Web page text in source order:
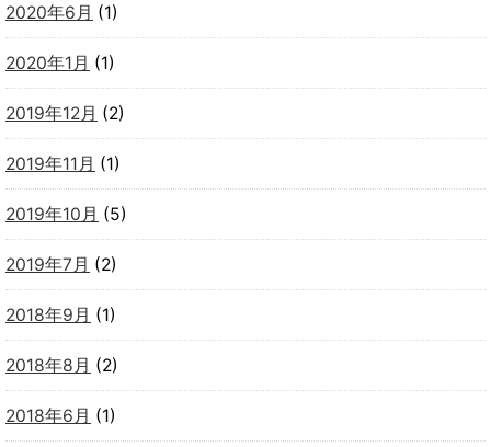
2020年6月 (1)
2020年1月 (1)
2019年12月 (2)
2019年11月 (1)
2019年10月 (5)
2019年7月 (2)
2018年9月 (1)
2018年8月 (2)
2018年6月 (1)